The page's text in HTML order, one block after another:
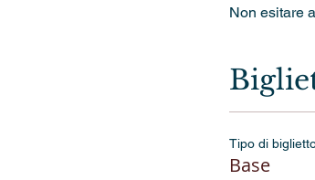
Non esitare
Tipo di
Base